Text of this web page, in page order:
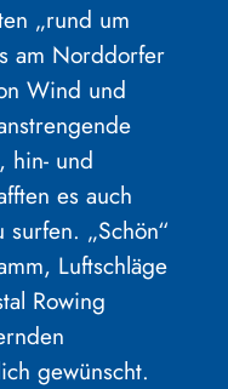
„rund um
am Norddorfer
Wind und
hin- und
es auch
„Schön“
Luftschläge
Rowing
gewünscht.